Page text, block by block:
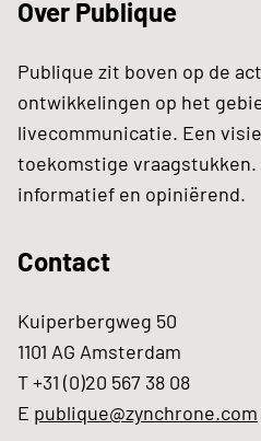
Over Publique
Publique zit boven op de
ontwikkelingen op het
livecommunicatie. Een
toekomstige vraagstukken.
informatief en opiniërend.
Contact
Kuiperbergweg 50
1101 AG Amsterdam
T +31 (0)20 567 38 08
E publique@zynchrone.com